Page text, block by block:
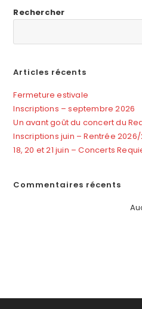
Rechercher
Articles récents
Fermeture estivale
Inscriptions – septembre 2026
Un avant goût du concert du
Inscriptions juin – Rentrée
18, 20 et 21 juin – Concerts
Commentaires récents